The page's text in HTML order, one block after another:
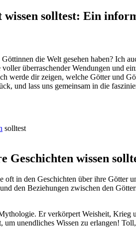
wissen solltest: Ein
die Welt gesehen haben? ⁤Ich
​überraschender Wendungen und
werde dir zeigen, welche Götter und
‍und ⁢lass uns gemeinsam in die
solltest
Geschichten wissen
in den Geschichten ⁤über‍ ihre Götter
den Beziehungen zwischen den
Er verkörpert Weisheit, Krieg
unendliches Wissen⁤ zu erlangen!